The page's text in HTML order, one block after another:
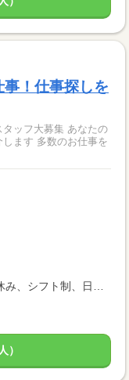
！仕事探しを
ッフ大募集 あなたの
ます 多数のお仕事を
※お仕事によって異なります。 土日休み、シフト制、日勤、夜勤のみ、など、 ご希望をご相談ください！
）